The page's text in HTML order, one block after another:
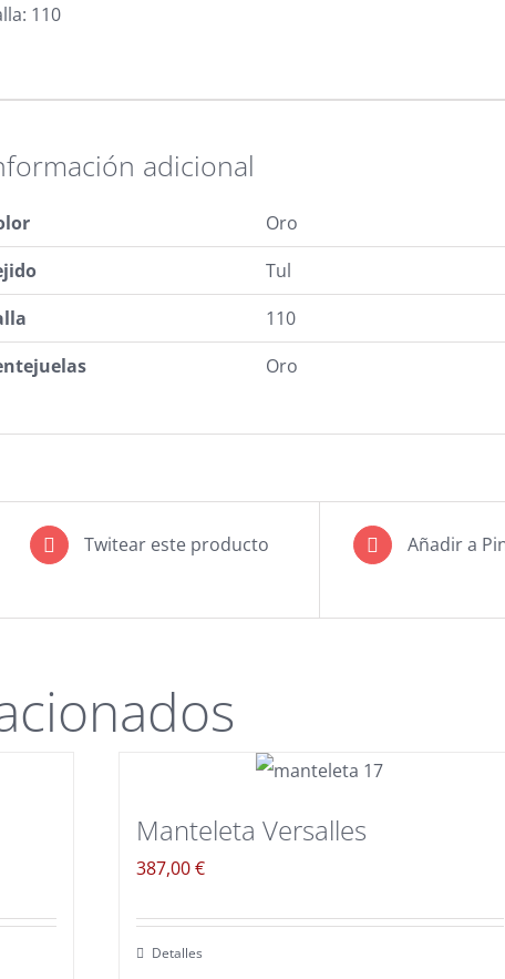
110
adicional
Oro
Tul
110
Oro
Twitear este producto Añadir a
Manteleta Versalles
387,00€
Detalles